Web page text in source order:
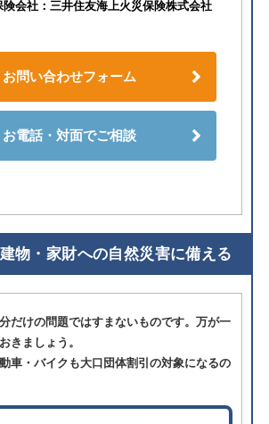
険会社：三井住友海上火災保険株式会社
お問い合わせフォーム
お電話・対面でご相談
物・家財への自然災害に備える
だけの問題ではすまないものです。万が一
きましょう。
車・バイクも大口団体割引の対象になるの